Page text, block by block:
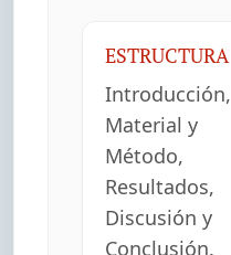
ESTRUCTURA
Introducción,
Material y
Método,
Resultados,
Discusión y
Conclusión.